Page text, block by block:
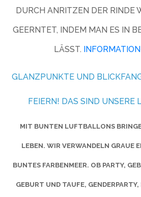
DURCH ANRITZEN DER RINDE
GEERNTET, INDEM MAN ES IN
ÄSST.
GLANZPUNKTE UND
FEIERN! DAS SIND UNSERE
MIT BUNTEN LUFTBALLONS
LEBEN. WIR VERWANDELN GRAUE
BUNTES FARBENMEER. OB PARTY,
GEBURT UND TAUFE,